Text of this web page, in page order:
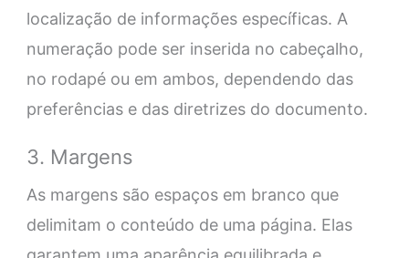
localização de informações específicas. A
numeração pode ser inserida no cabeçalho,
no rodapé ou em ambos, dependendo das
preferências e das diretrizes do documento.
3. Margens
As margens são espaços em branco que
delimitam o conteúdo de uma página. Elas